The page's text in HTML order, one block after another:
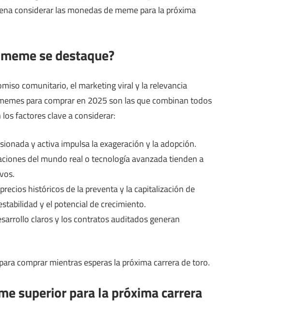
considerar las monedas de meme para la próxima
se destaque?
comunitario, el marketing viral y la relevancia
para comprar en 2025 son las que combinan todos
factores clave a considerar:
y activa impulsa la exageración y la adopción.
del mundo real o tecnología avanzada tienden a
históricos de la preventa y la capitalización de
y el potencial de crecimiento.
claros y los contratos auditados generan
comprar mientras esperas la próxima carrera de toro.
superior para la próxima carrera